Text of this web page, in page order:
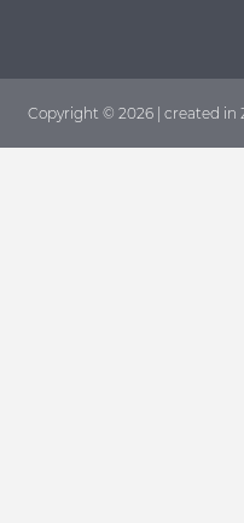
Copyright © 2026 | created in